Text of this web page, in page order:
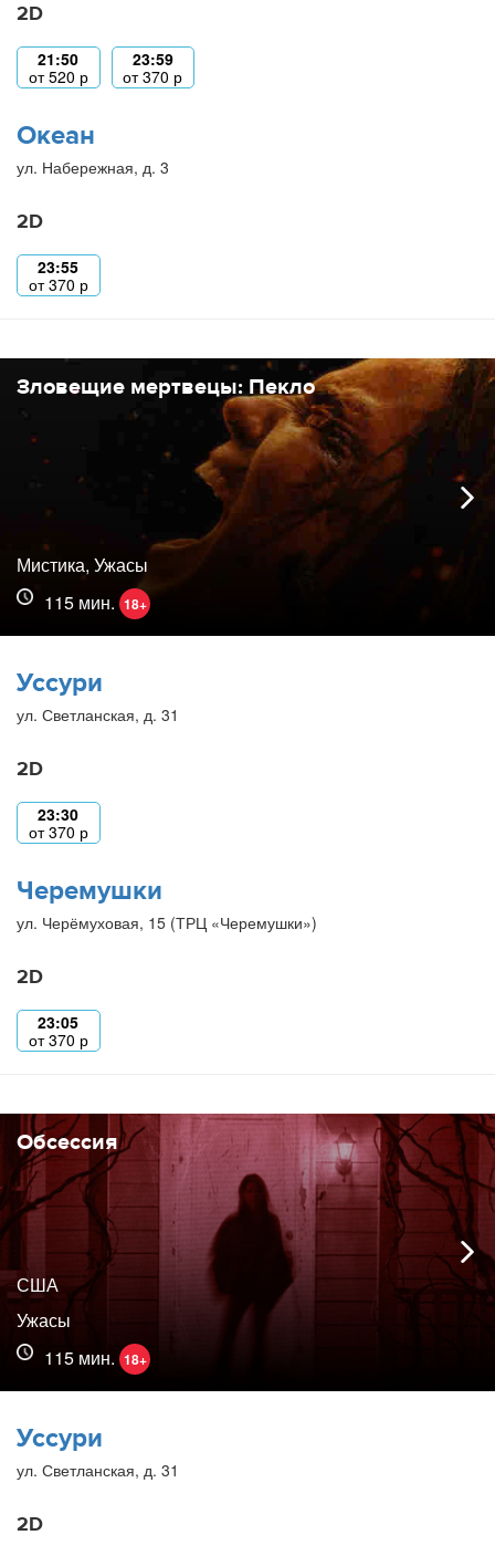
2D
21:50
от520 р
23:59
от370 р
Океан
ул. Набережная, д. 3
2D
23:55
от370 р
Зловещие мертвецы: Пекло
Мистика, Ужасы
115 мин. 18+
Уссури
ул. Светланская, д. 31
2D
23:30
от370 р
Черемушки
ул. Черёмуховая, 15 (ТРЦ «Черемушки»)
2D
23:05
от370 р
Обсессия
США
Ужасы
115 мин. 18+
Уссури
ул. Светланская, д. 31
2D